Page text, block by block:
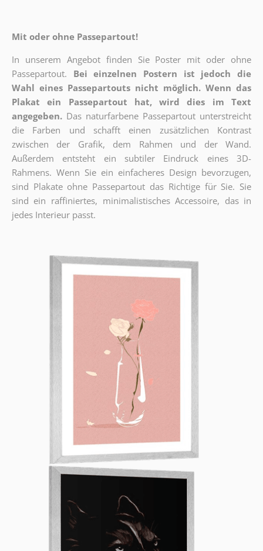
Mit oder ohne Passepartout!
In unserem Angebot finden Sie Poster mit oder ohne
Passepartout.
Bei einzelnen Postern ist jedoch die
Wahl eines Passepartouts nicht möglich. Wenn das
Plakat ein Passepartout hat, wird dies im Text
angegeben. Das naturfarbene Passepartout unterstreicht
die Farben und schafft einen zusätzlichen Kontrast
zwischen der Grafik, dem Rahmen und der Wand.
Außerdem entsteht ein subtiler Eindruck eines 3D-
Rahmens. Wenn Sie ein einfacheres Design bevorzugen,
sind Plakate ohne Passepartout das Richtige für Sie. Sie
sind ein raffiniertes, minimalistisches Accessoire, das in
jedes Interieur passt.